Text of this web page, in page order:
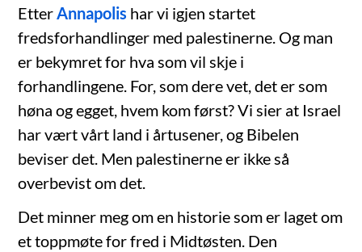
EtterAnnapolis har vi igjen startet
fredsforhandlinger med palestinerne. Og man
er bekymret for hva som vil skje i
forhandlingene. For, som dere vet, det er som
høna og egget, hvem kom først? Vi sier at Israel
har vært vårt land i årtusener, og Bibelen
beviser det. Men palestinerne er ikke så
overbevist om det.
Det minner meg om en historie som er laget om
et toppmøte for fred i Midtøsten. Den